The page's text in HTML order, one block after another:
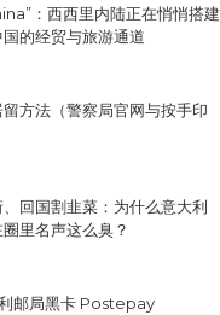
：西西里内陆正在悄悄搭建
的经贸与旅游通道
方法（警察局官网与按手印
回国割韭菜：为什么意大利
里名声这么臭？
邮局黑卡 Postepay